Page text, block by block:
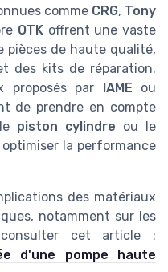
comme CRG, Tony
OTKoffrent une vaste
pièces de haute qualité,
des kits de réparation.
proposés par IAME ou
de prendre en compte
piston cylindre ou le
la performance
des matériaux
notamment sur les
cet article :
d'une pompe haute